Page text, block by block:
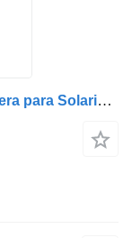
Capac Bara Față Stânga fascia delantera para Solaris Albastru camión